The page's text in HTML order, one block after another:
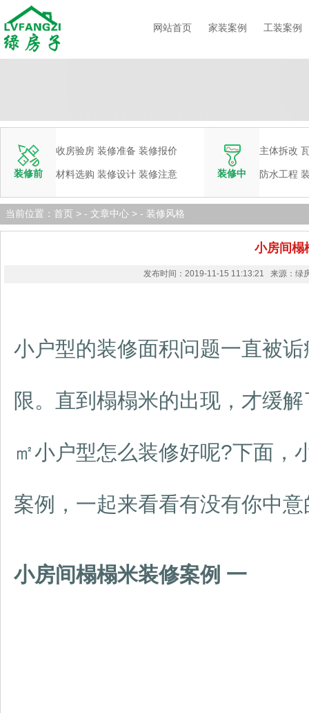
网站首页 家装案例 工装案例
装修前
收房验房 装修准备 装修报价
材料选购 装修设计 装修注意 装修中
主体拆改
防水工程
当前位置： 首页 > - 文章中心 > - 装修风格
小房间榻
发布时间：2019-11-15 11:13:21 来源：
小户型的装修面积问题一直被
限。直到榻榻米的出现，才缓
㎡小户型怎么装修好呢?下面，
案例，一起来看看有没有你中意
小房间榻榻米装修案例 一